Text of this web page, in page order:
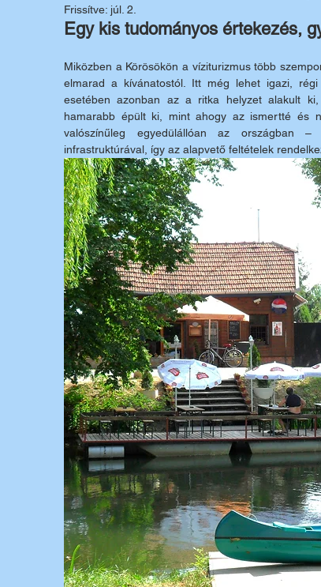
Frissítve: júl. 2.
Egy kis tudományos értekezés,
Miközben a Körösökön a víziturizmus több
elmarad a kívánatostól. Itt még lehet igazi,
esetében azonban az a ritka helyzet alakult
hamarabb épült ki, mint ahogy az ismertté és
valószínűleg egyedülállóan az országban
infrastruktúrával, így az alapvető feltételek